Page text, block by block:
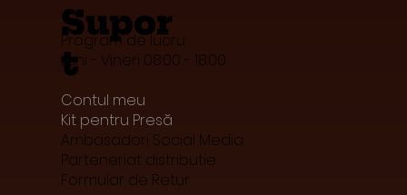
Supor
t
Program de lucru:
Luni - Vineri 08:00 - 18:00
Contul meu
Kit pentru Presă
Ambasadori Social Media
Parteneriat distributie
Formular de Retur